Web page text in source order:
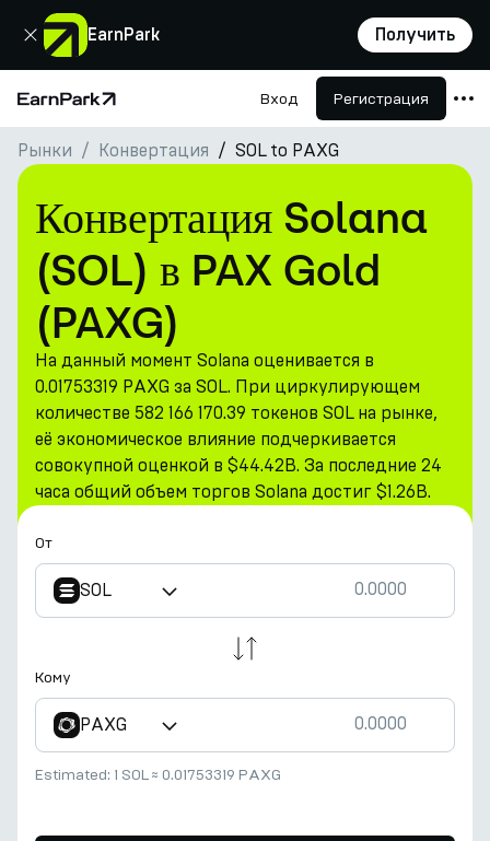
EarnPark Получить
Закрыть
Главная страница Вход Регистрация
Продукты
Рынки
Калькуляторы
Токен PARK
Ресурсы
Компания
Рынки Конвертация SOL to PAXG
Конвертация Solana
(SOL) в PAX Gold
(PAXG)
На данный момент Solana оценивается в
0.01753319 PAXG за SOL. При циркулирующем
количестве 582 166 170.39 токенов SOL на рынке,
её экономическое влияние подчеркивается
совокупной оценкой в $44.42B. За последние 24
часа общий объем торгов Solana достиг $1.26B.
От
SOL
Кому
PAXG
Estimated: 1 SOL≈ 0.01753319 PAXG